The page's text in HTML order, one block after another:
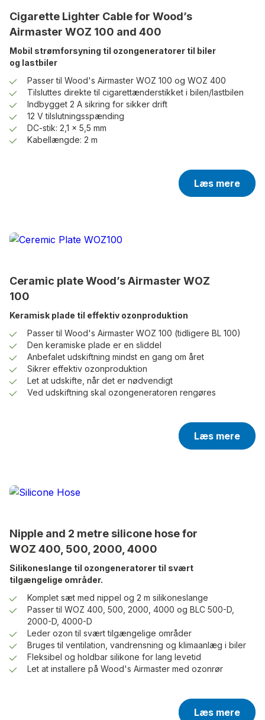
Cigarette Lighter Cable for Wood’s
Airmaster WOZ 100 and 400
Mobil strømforsyning til ozongeneratorer til biler
og lastbiler
Passer til Wood's Airmaster WOZ 100 og WOZ 400
Tilsluttes direkte til cigarettænderstikket i bilen/lastbilen
Indbygget 2 A sikring for sikker drift
12 V tilslutningsspænding
DC-stik: 2,1 x 5,5 mm
Kabellængde: 2 m
Læs mere
Ceramic plate Wood’s Airmaster WOZ
100
Keramisk plade til effektiv ozonproduktion
Passer til Wood's Airmaster WOZ 100 (tidligere BL 100)
Den keramiske plade er en sliddel
Anbefalet udskiftning mindst en gang om året
Sikrer effektiv ozonproduktion
Let at udskifte, når det er nødvendigt
Ved udskiftning skal ozongeneratoren rengøres
Læs mere
Nipple and 2 metre silicone hose for
WOZ 400, 500, 2000, 4000
Silikoneslange til ozongeneratorer til svært
tilgængelige områder.
Komplet sæt med nippel og 2 m silikoneslange
Passer til WOZ 400, 500, 2000, 4000 og BLC 500-D,
2000-D, 4000-D
Leder ozon til svært tilgængelige områder
Bruges til ventilation, vandrensning og klimaanlæg i biler
Fleksibel og holdbar silikone for lang levetid
Let at installere på Wood's Airmaster med ozonrør
Læs mere